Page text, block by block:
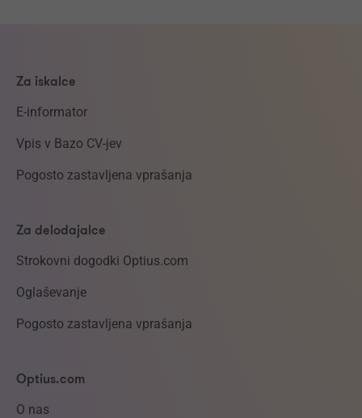
Za iskalce
E-informator
Vpis v Bazo CV-jev
Pogosto zastavljena vprašanja
Za delodajalce
Strokovni dogodki Optius.com
Oglaševanje
Pogosto zastavljena vprašanja
Optius.com
O nas